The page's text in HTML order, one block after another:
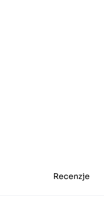
Recenzje